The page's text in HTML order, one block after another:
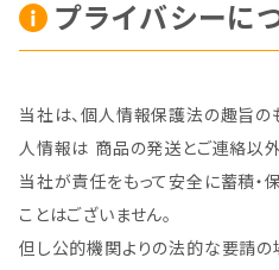
プライバシーに
当社は、個人情報保護法の趣旨の
人情報は 商品の発送とご連絡以
当社が責任をもって安全に蓄積・
ことはございません。
但し公的機関よりの法的な要請の